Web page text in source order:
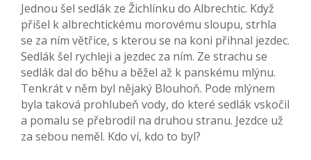
Jednou šel sedlák ze Žichlínku do Albrechtic. Když
přišel k albrechtickému morovému sloupu, strhla
se za ním větřice, s kterou se na koni přihnal jezdec.
Sedlák šel rychleji a jezdec za ním. Ze strachu se
sedlák dal do běhu a běžel až k panskému mlýnu.
Tenkrát v něm byl nějaký Blouhoň. Pode mlýnem
byla taková prohlubeň vody, do které sedlák vskočil
a pomalu se přebrodil na druhou stranu. Jezdce už
za sebou neměl. Kdo ví, kdo to byl?